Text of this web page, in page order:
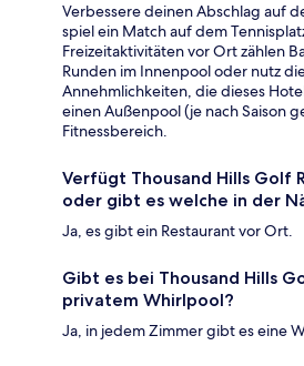
Verbessere deinen Abschlag auf
spiel ein Match auf dem
Freizeitaktivitäten vor Ort zählen
Runden im Innenpool oder nutz
Annehmlichkeiten, die dieses
einen Außenpool (je nach Saison
Fitnessbereich.
Verfügt Thousand Hills Golf
oder gibt es welche in der
Ja, es gibt ein Restaurant vor Ort.
Gibt es bei Thousand Hills
privatem Whirlpool?
Ja, in jedem Zimmer gibt es eine